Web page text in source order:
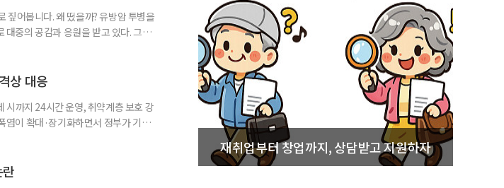
짚어봅니다. 왜 떴을까? 유방암 투병을
대중의 공감과 응원을 받고 있다. 그러
능력으로
상 대응
시까지 24시간 운영, 취약계층 보호 강
염이 확대·장기화하면서 정부가 기존
고 장기화한 데 따른 것이다. 기존에
재취업부터 창업까지, 상담받고 지원하자